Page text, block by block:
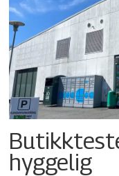
hyggelig